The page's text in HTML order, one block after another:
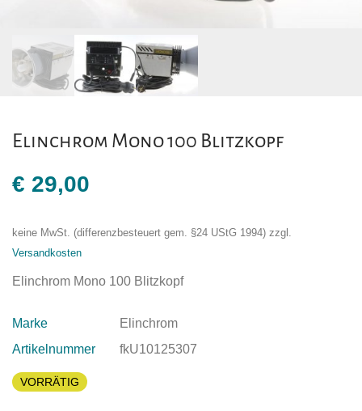
Elinchrom Mono 100 Blitzkopf
€ 29,00
keine MwSt. (differenzbesteuert gem. §24 UStG 1994) zzgl.
Versandkosten
Elinchrom Mono 100 Blitzkopf
Marke
Elinchrom
Artikelnummer
fkU10125307
VORRÄTIG